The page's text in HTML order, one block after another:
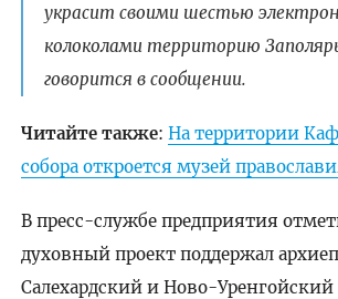
украсит своими шестью
колоколами территорию
говорится в сообщении.
Читайте также: На территории
собора откроется музей
В пресс-службе предприятия
духовный проект поддержал
Салехардский и Ново-